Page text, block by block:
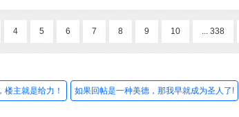
4 5 6 7 8 9 10 ... 338
楼主就是给力！ 如果回帖是一种美德，那我早就成为圣人了!